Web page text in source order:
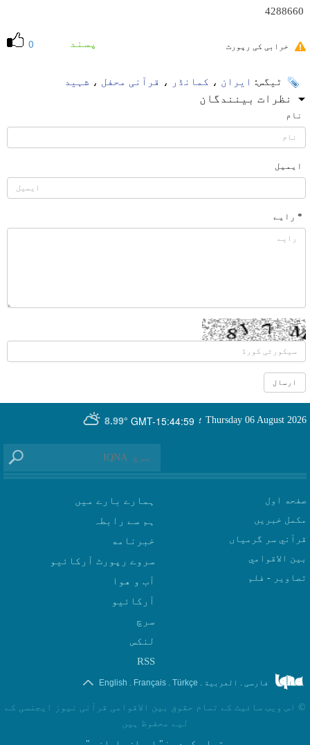
4288660
0 پسند خرابی کی رپورٹ
ٹیگس: ایران ، کمانڈر ، قرآنی محفل ، شہید
نظرات بینندگان
نام
ایمیل
* رایے
GMT-15:44:59
8.99° Thursday 06 August 2026 ؛
صفحه اول
مکمل خبریں
قرآني سر گرمياں
بين الاقوامي
تصاوير - فلم
ہمارے بارے میں
ہم سے رابطہ
سروے رپورٹ آرکائیو
آب و هوا
سرچ
لنکس
RSS
فارسی العربیة Türkçe
Français
English
© اس ویب سائیٹ کے تمام حقوق بین الاقوامی قرآنی نیوز ایجنسی کے
لیے محفوظ ہیں